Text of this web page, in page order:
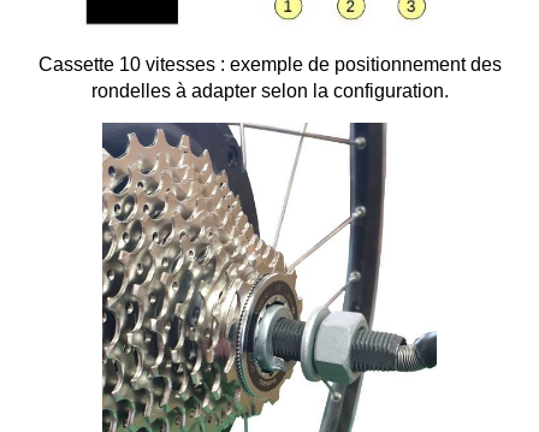
Cassette 10 vitesses : exemple de positionnement des
rondelles à adapter selon la configuration.